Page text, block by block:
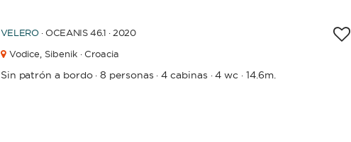
APLICAR
VELERO · OCEANIS 46.1 · 2020
Vodice, Sibenik · Croacia
Sin patrón a bordo·8 personas ·4 cabinas ·4 wc · 14.6m.